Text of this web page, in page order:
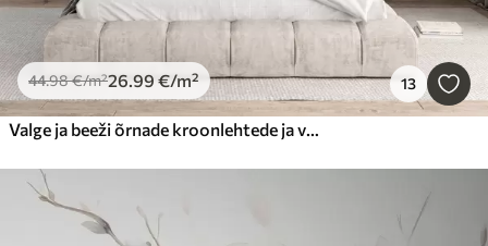
44.98€/m²26.99 €/m² 13
Valge ja beeži õrnade kroonlehtede ja valgete joontega pastelsed pioonililled helebeezil taustal